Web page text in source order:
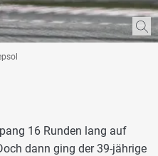
16 Runden lang auf
dann ging der 39-jährige